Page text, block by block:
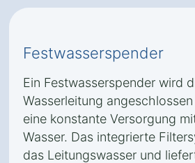
Festwasserspender
Ein Festwasserspender wird
Wasserleitung
eine konstante Versorgung
Wasser. Das integrierte
das Leitungswasser und